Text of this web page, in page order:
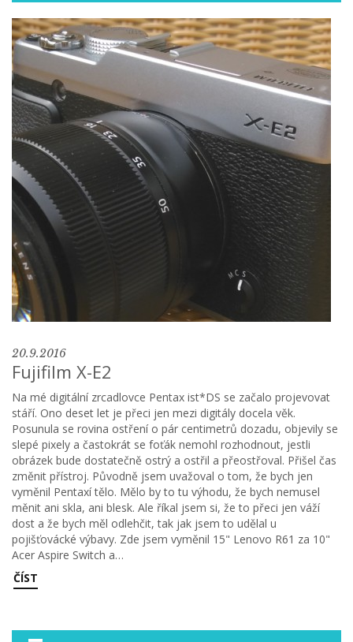
20.9.2016
Fujifilm X-E2
Na mé digitální zrcadlovce Pentax ist*DS se začalo projevovat
stáří. Ono deset let je přeci jen mezi digitály docela věk.
Posunula se rovina ostření o pár centimetrů dozadu, objevily se
slepé pixely a častokrát se foťák nemohl rozhodnout, jestli
obrázek bude dostatečně ostrý a ostřil a přeostřoval. Přišel čas
změnit přístroj. Původně jsem uvažoval o tom, že bych jen
vyměnil Pentaxí tělo. Mělo by to tu výhodu, že bych nemusel
měnit ani skla, ani blesk. Ale říkal jsem si, že to přeci jen váží
dost a že bych měl odlehčit, tak jak jsem to udělal u
pojišťovácké výbavy. Zde jsem vyměnil 15" Lenovo R61 za 10"
Acer Aspire Switch a…
ČÍST